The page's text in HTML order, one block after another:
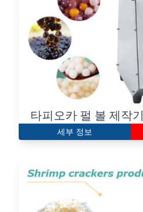
타피오카 펄 볼 제작기
세부 정보